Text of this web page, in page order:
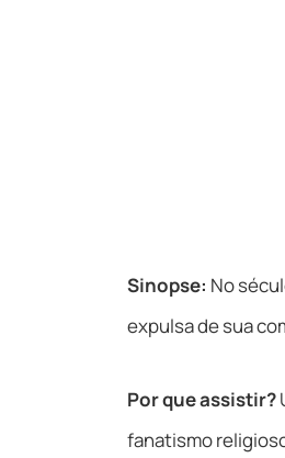
Sinopse: No
expulsa de sua
Por que assistir?
fanatismo